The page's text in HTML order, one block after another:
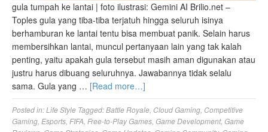
gula tumpah ke lantai | foto ilustrasi: Gemini AI Brilio.net –
Toples gula yang tiba-tiba terjatuh hingga seluruh isinya
berhamburan ke lantai tentu bisa membuat panik. Selain harus
membersihkan lantai, muncul pertanyaan lain yang tak kalah
penting, yaitu apakah gula tersebut masih aman digunakan atau
justru harus dibuang seluruhnya. Jawabannya tidak selalu
sama. Gula yang … [Read more…]
Posted in:Life Style Tagged:Battle Royale Cloud Gaming Competitive
Gaming Esports FIFA Free-to-Play Games Game Development, Game